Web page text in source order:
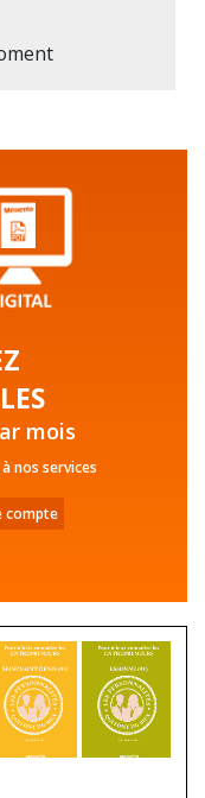
mois
nos services
compte